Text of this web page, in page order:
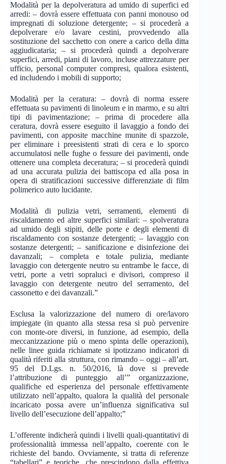
Modalità per la depolveratura ad umido di superfici ed
arredi: – dovrà essere effettuata con panni monouso od
impregnati di soluzione detergente; – si procederà a
depolverare e/o lavare cestini, provvedendo alla
sostituzione del sacchetto con onere a carico della ditta
aggiudicataria; – si procederà quindi a depolverare
superfici, arredi, piani di lavoro, incluse attrezzature per
ufficio, personal computer compresi, qualora esistenti,
ed includendo i mobili di supporto;
Modalità per la ceratura: – dovrà di norma essere
effettuata su pavimenti di linoleum e in marmo, e su altri
tipi di pavimentazione; – prima di procedere alla
ceratura, dovrà essere eseguito il lavaggio a fondo dei
pavimenti, con apposite macchine munite di spazzole,
per eliminare i preesistenti strati di cera e lo sporco
accumulatosi nelle fughe o fessure dei pavimenti, onde
ottenere una completa deceratura; – si procederà quindi
ad una accurata pulizia dei battiscopa ed alla posa in
opera di stratificazioni successive differenziate di film
polimerico auto lucidante.
Modalità di pulizia vetri, serramenti, elementi di
riscaldamento ed altre superfici similari: – spolveratura
ad umido degli stipiti, delle porte e degli elementi di
riscaldamento con sostanze detergenti; – lavaggio con
sostanze detergenti; – sanificazione e disinfezione dei
davanzali; – completa e totale pulizia, mediante
lavaggio con detergente neutro su entrambe le facce, di
vetri, porte a vetri sopraluci e divisori, compreso il
lavaggio con detergente neutro del serramento, del
cassonetto e dei davanzali.”
Esclusa la valorizzazione del numero di ore/lavoro
impiegate (in quanto alla stessa resa si può pervenire
con monte-ore diversi, in funzione, ad esempio, della
meccanizzazione più o meno spinta delle operazioni),
nelle linee guida richiamate si ipotizzano indicatori di
qualità riferiti alla struttura, con rimando – oggi – all’art.
95 del D.Lgs. n. 50/2016, là dove si prevede
l’attribuzione di punteggio all’” organizzazione,
qualifiche ed esperienza del personale effettivamente
utilizzato nell’appalto, qualora la qualità del personale
incaricato possa avere un’influenza significativa sul
livello dell’esecuzione dell’appalto;”
L’offerente indicherà quindi i livelli quali-quantitativi di
professionalità immessa nell’appalto, coerente con le
richieste del bando. Ovviamente, si tratta di referenze
“tabellari” e teoriche, che prescindono dalla effettiva